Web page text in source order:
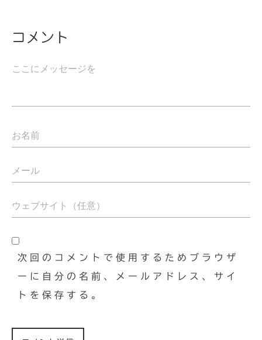
コメント
次回のコメントで使用するためブラウザ
ーに自分の名前、メールアドレス、サイ
トを保存する。